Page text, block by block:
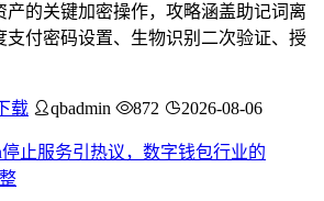
产的关键加密操作，攻略涵盖助记词离
支付密码设置、生物识别二次验证、授
载 qbadmin 872 2026-08-06